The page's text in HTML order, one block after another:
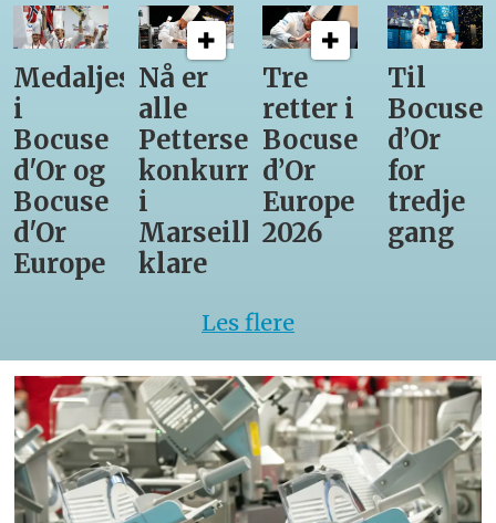
Medaljestatistikk
i
Bocuse
d'Or og
Bocuse
d'Or
Europe
Nå er
alle
Pettersens
konkurrenter
i
Marseille
klare
Tre
retter i
Bocuse
d’Or
Europe
2026
Til
Bocuse
d’Or
for
tredje
gang
Les flere